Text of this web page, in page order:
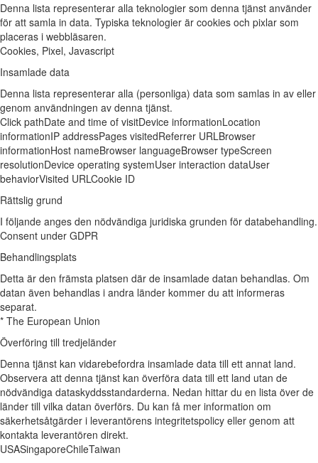
Denna lista representerar alla teknologier som denna tjänst använder
för att samla in data. Typiska teknologier är cookies och pixlar som
placeras i webbläsaren.
Cookies, Pixel, Javascript
Insamlade data
Denna lista representerar alla (personliga) data som samlas in av eller
genom användningen av denna tjänst.
Click pathDate and time of visitDevice informationLocation
informationIP addressPages visitedReferrer URLBrowser
informationHost nameBrowser languageBrowser typeScreen
resolutionDevice operating systemUser interaction dataUser
behaviorVisited URLCookie ID
Rättslig grund
I följande anges den nödvändiga juridiska grunden för databehandling.
Consent under GDPR
Behandlingsplats
Detta är den främsta platsen där de insamlade datan behandlas. Om
datan även behandlas i andra länder kommer du att informeras
separat.
* The European Union
Överföring till tredjeländer
Denna tjänst kan vidarebefordra insamlade data till ett annat land.
Observera att denna tjänst kan överföra data till ett land utan de
nödvändiga dataskyddsstandarderna. Nedan hittar du en lista över de
länder till vilka datan överförs. Du kan få mer information om
säkerhetsåtgärder i leverantörens integritetspolicy eller genom att
kontakta leverantören direkt.
USASingaporeChileTaiwan